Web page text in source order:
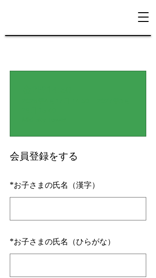
会員登録をする
*お子さまの氏名（漢字）
*お子さまの氏名（ひらがな）